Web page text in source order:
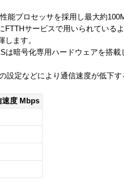
能プロセッサを採用し最大約
FTTHサービスで用いられている
します。
は暗号化専用ハードウェアを搭
設定などにより通信速度が低下
速度 Mbps